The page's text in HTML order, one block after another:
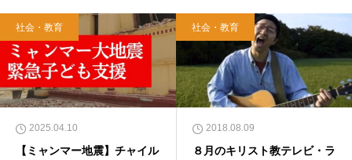
社会・教育
2025.04.10
【ミャンマー地震】チャイル
社会・教育
2018.08.09
８月のキリスト教テレビ・ラ